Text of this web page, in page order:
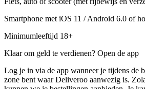
Smartphone met iOS 11 / Android 6.0 of
Minimumleeftijd 18+
Klaar om geld te verdienen? Open de app
Log je in via de app wanneer je tijdens de
zone bent waar Deliveroo aanwezig is.